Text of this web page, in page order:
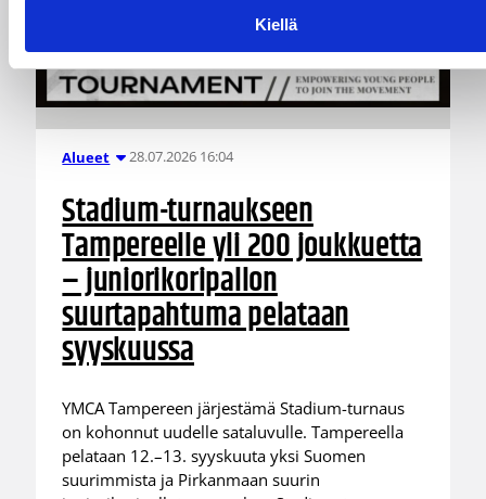
Kiellä
Alueet 28.07.2026 16:04
Stadium-turnaukseen
Tampereelle yli 200 joukkuetta
– juniorikoripallon
suurtapahtuma pelataan
syyskuussa
YMCA Tampereen järjestämä Stadium-turnaus
on kohonnut uudelle sataluvulle. Tampereella
pelataan 12.–13. syyskuuta yksi Suomen
suurimmista ja Pirkanmaan suurin